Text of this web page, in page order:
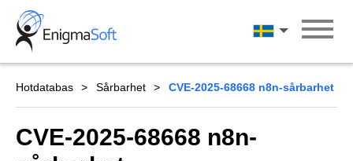
Skip
content
Svenska
Hotdatabas Sårbarhet CVE-2025-68668 n8n-sårbarhet
CVE-2025-68668 n8n-